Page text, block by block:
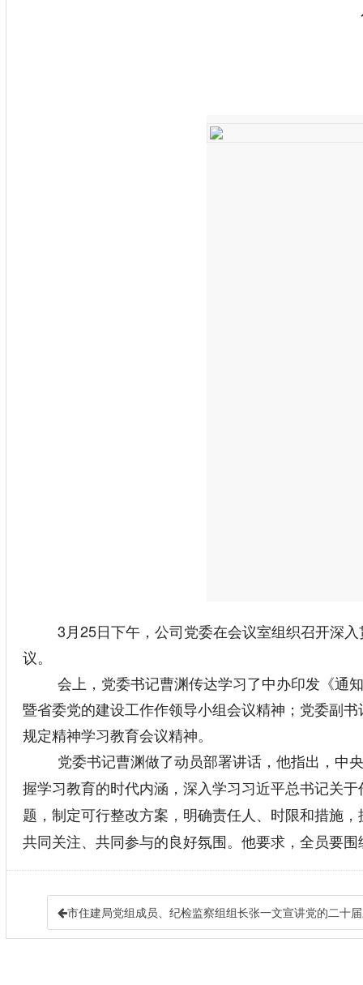
3月25日下午，公司党委在会议室组织召开深
议。
会上，党委书记曹渊传达学习了中办印发《通
暨省委党的建设工作作领导小组会议精神；党委副
规定精神学习教育会议精神。
党委书记曹渊做了动员部署讲话，他指出，中
握学习教育的时代内涵，深入学习习近平总书记关
题，制定可行整改方案，明确责任人、时限和措施
共同关注、共同参与的良好氛围。他要求，全员要
市住建局党组成员、纪检监察组组长张一文宣讲党的二十